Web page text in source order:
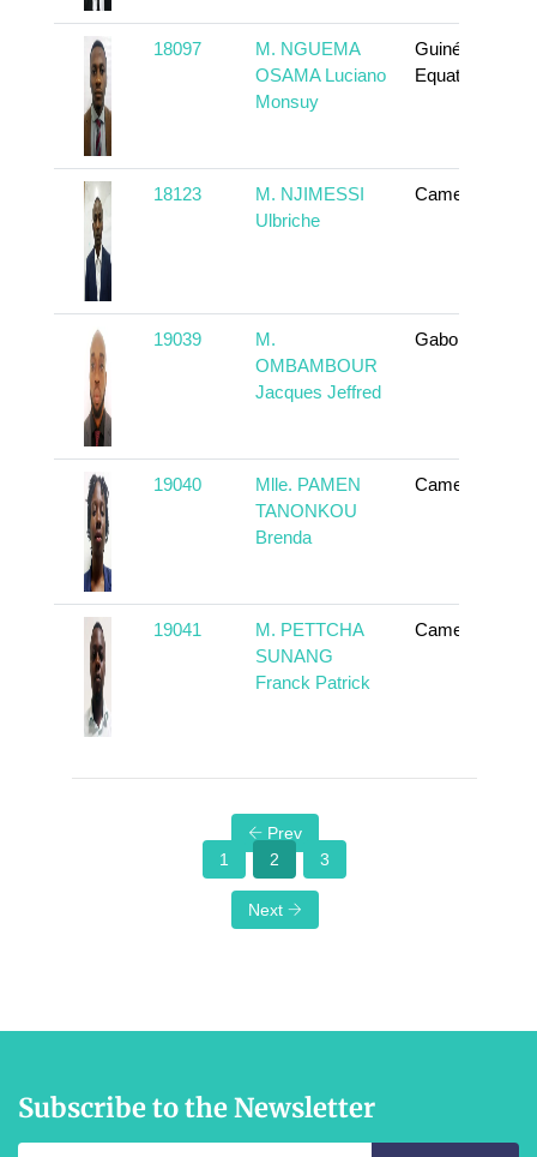
18097
M. NGUEMA
OSAMA Luciano
Monsuy
Guinée
Equatoriale
18123
M. NJIMESSI
Ulbriche
Cameroun
19039
M.
OMBAMBOUR
Jacques Jeffred
Gabon
19040
Mlle. PAMEN
TANONKOU
Brenda
Cameroun
19041
M. PETTCHA
SUNANG
Franck Patrick
Cameroun
Prev
1
2 3
Next
Subscribe to the Newsletter